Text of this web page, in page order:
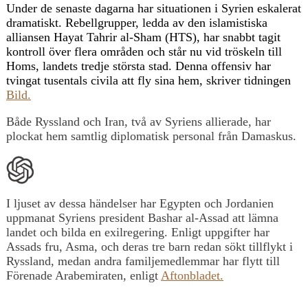
Under de senaste dagarna har situationen i Syrien eskalerat
dramatiskt. Rebellgrupper, ledda av den islamistiska
alliansen Hayat Tahrir al-Sham (HTS), har snabbt tagit
kontroll över flera områden och står nu vid tröskeln till
Homs, landets tredje största stad. Denna offensiv har
tvingat tusentals civila att fly sina hem, skriver tidningen
Bild.
Både Ryssland och Iran, två av Syriens allierade, har
plockat hem samtlig diplomatisk personal från Damaskus.
I ljuset av dessa händelser har Egypten och Jordanien
uppmanat Syriens president Bashar al-Assad att lämna
landet och bilda en exilregering. Enligt uppgifter har
Assads fru, Asma, och deras tre barn redan sökt tillflykt i
Ryssland, medan andra familjemedlemmar har flytt till
Förenade Arabemiraten, enligt Aftonbladet.